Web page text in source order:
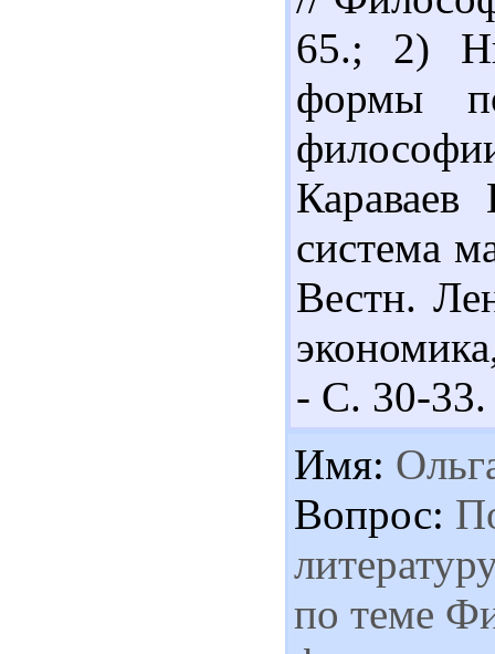
65.; 2)
формы
система
Вестн.
- С. 30-
Имя:
Вопрос:
по теме